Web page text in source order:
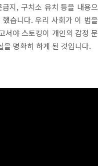
지, 구치소 유치 등을 내용으
습니다. 우리 사회가 이 법을
서야 스토킹이 개인의 감정 문
을 명확히 하게 된 것입니다.